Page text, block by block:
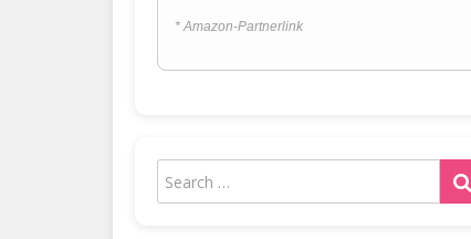
* Amazon-Partnerlink